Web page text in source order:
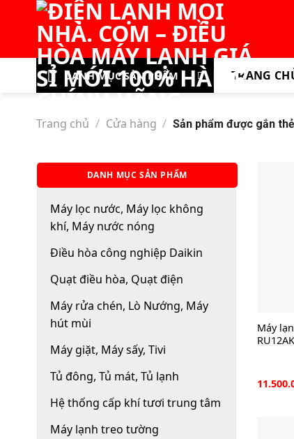
content
DANH MỤC SẢN PHẨM TRANG
Trang chủ / Cửa hàng / Sản phẩm được gắn
DANH MỤC SẢN PHẨM
Máy lọc nước, Máy lọc không
khí, Máy nước nóng
Điều hòa công nghiệp Daikin
Quạt điều hòa, Quạt điện
Máy rửa chén, Lò Nướng, Máy
hút mùi
Máy giặt, Máy sấy, Tivi
Tủ đông, Tủ mát, Tủ lạnh
Hệ thống cấp khí tươi trung tâm
Máy lạnh treo tường
Máy